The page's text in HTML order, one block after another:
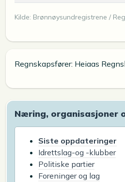
Kilde: Brønnøysundregistrene /
Regnskapsfører: Heiaas
Næring, organisasjoner
Siste oppdateringer
Idrettslag-og -klubber
Politiske partier
Foreninger og lag